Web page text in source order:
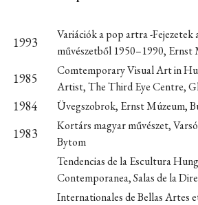
1993
Variációk a pop artra -Fejezetek
művészetből 1950–1990, Ernst
1985
Comtemporary Visual Art in
Artist, The Third Eye Centre,
1984 Üvegszobrok, Ernst Múzeum,
1983
Kortárs magyar művészet,
Bytom
Tendencias de la Escultura
Contemporanea, Salas de la
Internationales de Bellas Artes